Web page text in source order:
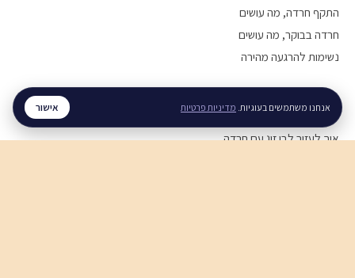
התקף חרדה, מה עושים
חרדה בבוקר, מה עושים
נשימות להרגעה מהירה
מערכות יחסים
איך לעזור לבן זוג עם חרדה
אנחנו משתמשים בעוגיות. מדיניות פרטיות אישור